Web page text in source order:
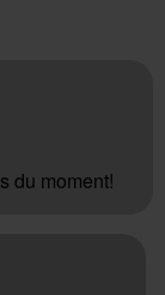
du moment!